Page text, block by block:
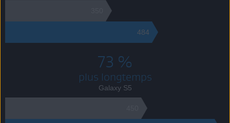
484
73 %
plus longtemps
Galaxy S5